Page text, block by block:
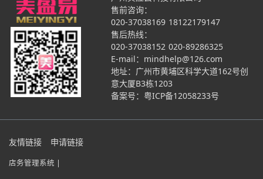
售前咨询：
020-37038169 18122179147
售后热线：
020-37038152 020-89286325
E-mail：mindhelp@126.com
地址：广州市黄埔区科学大道162号创
意大厦B3栋1203
备案号： 粤ICP备12058233号
友情链接 申请链接
店务管理系统 |